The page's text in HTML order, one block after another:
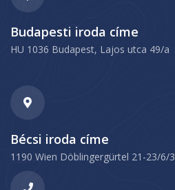
Budapesti iroda címe
HU 1036 Budapest, Lajos utca 49/a
Bécsi iroda címe
1190 Wien Döblingergürtel 21-23/6/3